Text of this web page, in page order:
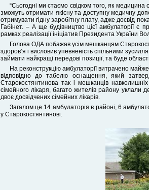
“Сьогодні ми стаємо свідком того, як
зможуть отримати якісну та доступну медичну
отримувати гідну заробітну плату, адже досвід
Габінет. – А ще будівництво цієї амбулаторії є
рамках реалізації ініціатив Президента України
Голова ОДА побажав усім мешканцям
здоров’я і висловив упевненість спільними
займати найкращі передові позиції, та буде
На реконструкцію амбулаторії витрачено
відповідно до табелю оснащення, який
Старокостянтинова так і мешканців
сімейного лікаря, багато жителів району уклали
двоє досвідчених сімейних лікарів.
Загалом це 14 амбулаторія в районі, 6
у Старокостянтинові.